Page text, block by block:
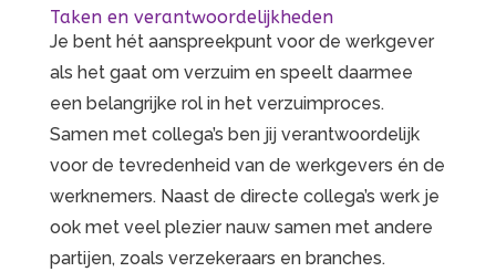
Taken en verantwoordelijkheden
Je bent hét aanspreekpunt voor de werkgever
als het gaat om verzuim en speelt daarmee
een belangrijke rol in het verzuimproces.
Samen met collega’s ben jij verantwoordelijk
voor de tevredenheid van de werkgevers én de
werknemers. Naast de directe collega’s werk je
ook met veel plezier nauw samen met andere
partijen, zoals verzekeraars en branches.